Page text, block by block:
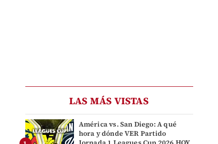
LAS MÁS VISTAS
América vs. San Diego: A qué
hora y dónde VER Partido